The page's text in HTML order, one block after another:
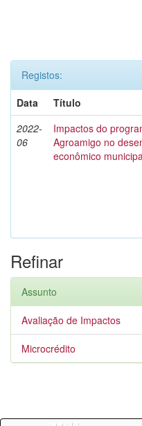
Registos:
Data
Título
2022-
06
Impactos do
Agroamigo no
econômico
Refinar
Assunto
Avaliação de Impactos
Microcrédito